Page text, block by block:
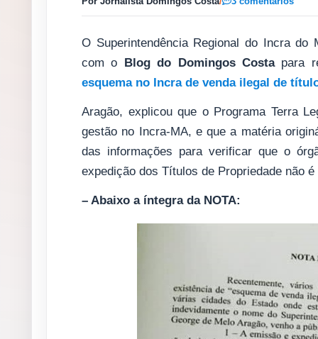
O Superintendência Regional do Incra do
com o Blog do Domingos Costapara
esquema no Incra de venda ilegal de
Aragão, explicou que o Programa Terra
gestão no Incra-MA, e que a matéria
das informações para verificar que o
expedição dos Títulos de Propriedade não
– Abaixo a íntegra da NOTA: